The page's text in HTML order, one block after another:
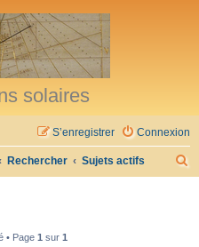
solaires
Connexion
S’enregistrer
Rechercher Sujets actifs
• Page 1sur 1